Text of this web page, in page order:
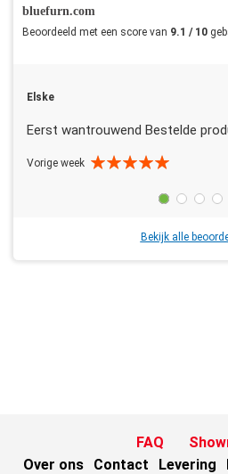
bluefurn.com
Beoordeeld met een score van 9.1 / 10
Elske
Eerst wantrouwend Bestelde
Vorige week
Bekijk alle
FAQ
Over ons
Contact Levering